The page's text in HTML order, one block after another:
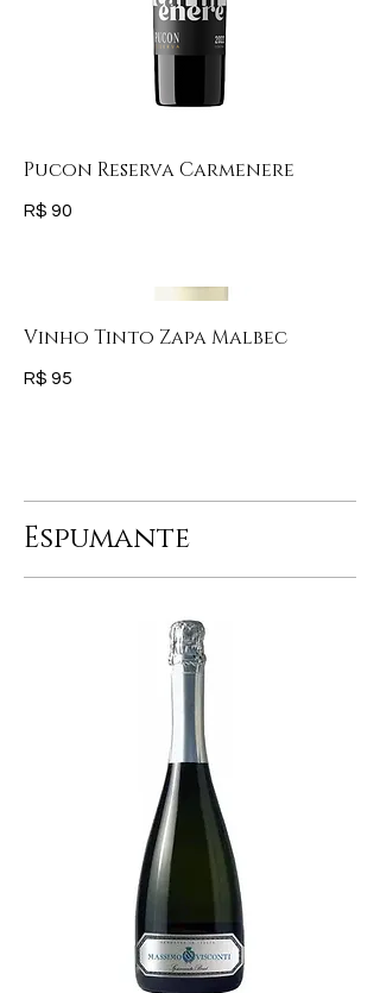
Pucon Reserva Carmenere
R$ 90
Vinho Tinto Zapa Malbec
R$ 95
Espumante